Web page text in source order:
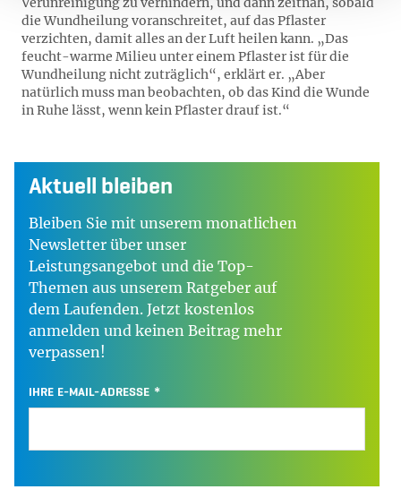
die Wundheilung voranschreitet, auf das Pflaster
verzichten, damit alles an der Luft heilen kann. „Das
feucht-warme Milieu unter einem Pflaster ist für die
Wundheilung nicht zuträglich“, erklärt er. „Aber
natürlich muss man beobachten, ob das Kind die Wunde
in Ruhe lässt, wenn kein Pflaster drauf ist.“
Aktuell bleiben
Bleiben Sie mit unserem monatlichen
Newsletter über unser
Leistungsangebot und die Top-
Themen aus unserem Ratgeber auf
dem Laufenden. Jetzt kostenlos
anmelden und keinen Beitrag mehr
verpassen!
IHRE E-MAIL-ADRESSE